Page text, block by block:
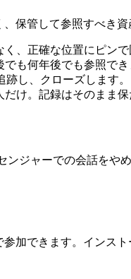
保管して参照すべき資
、正確な位置にピンで
も何年後でも参照で
し、クローズします。
け。記録はそのまま保
ジャーでの会話をや
加できます。インス